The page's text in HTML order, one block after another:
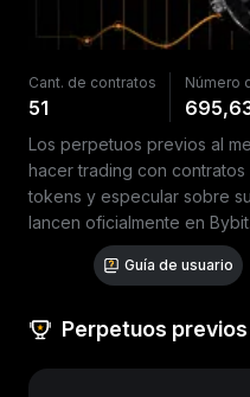
Cant. de contratos
51
Número
Los perpetuos previos al
hacer trading con
tokens y especular sobre
lancen oficialmente en Bybit.
Guía de usuario
Perpetuos